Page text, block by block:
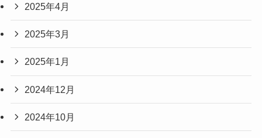
2025年4月
2025年3月
2025年1月
2024年12月
2024年10月